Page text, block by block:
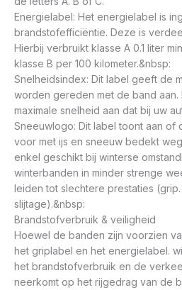
Energielabel: Het energielabel is
brandstofefficiëntie. Deze is
Hierbij verbruikt klasse A 0.1 liter
klasse B per 100 kilometer.&nbsp:
Snelheidsindex: Dit label geeft de
worden gereden met de band
maximale snelheid aan dat bij uw
Sneeuwlogo: Dit label toont aan of
voor met ijs en sneeuw bedekt
enkel geschikt bij winterse
winterbanden in minder strenge
leiden tot slechtere prestaties
slijtage).&nbsp:
Brandstofverbruik & veiligheid
Hoewel de banden zijn voorzien
het griplabel en het energielabel.
het brandstofverbruik en de
neerkomt op het rijgedrag van de